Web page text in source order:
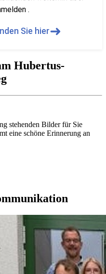
.
Sie hier➜
Hubertus-
stehenden Bilder für Sie
eine schöne Erinnerung an